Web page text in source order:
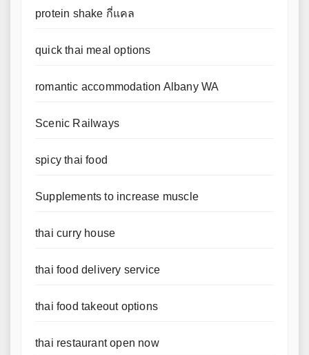
protein shake กี่แคล
quick thai meal options
romantic accommodation Albany WA
Scenic Railways
spicy thai food
Supplements to increase muscle
thai curry house
thai food delivery service
thai food takeout options
thai restaurant open now